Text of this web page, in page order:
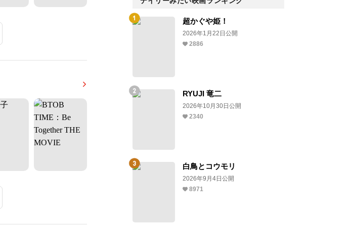
超かぐや姫！
2026年1月22日公開
2886
RYUJI 竜二
2026年10月30日公開
2340
白鳥とコウモリ
2026年9月4日公開
8971